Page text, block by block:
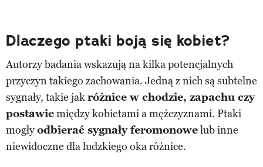
Dlaczego ptaki boją się kobiet?
Autorzy badania wskazują na kilka potencjalnych
przyczyn takiego zachowania. Jedną z nich są subtelne
sygnały, takie jakróżnice w chodzie, zapachu czy
postawiemiędzy kobietami a mężczyznami. Ptaki
mogłyodbierać sygnały feromonowelub inne
niewidoczne dla ludzkiego oka różnice.